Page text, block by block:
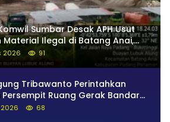
Sumbar Desak APH Usut
Material Ilegal di Batang Anai,
Keterkaitan PT UHA Diminta
Tuntas
2026 91
Tribawanto Perintahkan
Ruang Gerak Bandar
di Pasaman Barat
68